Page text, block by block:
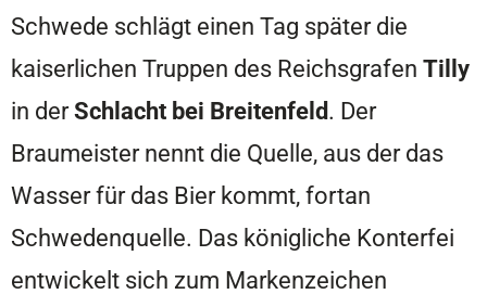
Schwede schlägt einen Tag später die
kaiserlichen Truppen des Reichsgrafen Tilly
in derSchlacht bei Breitenfeld. Der
Braumeister nennt die Quelle, aus der das
Wasser für das Bier kommt, fortan
Schwedenquelle. Das königliche Konterfei
entwickelt sich zum Markenzeichen